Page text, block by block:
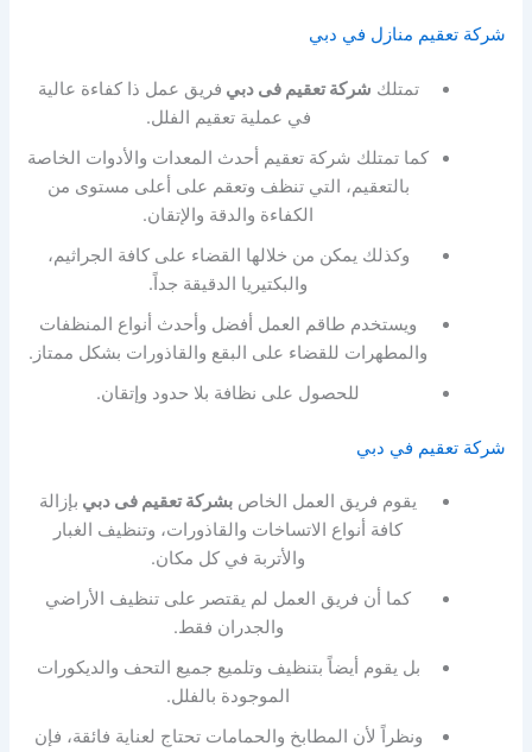
شركة تعقيم منازل في دبي
تمتلك شركة تعقيم فى دبي فريق عمل ذا كفاءة عالية
في عملية تعقيم الفلل.
كما تمتلك شركة تعقيم أحدث المعدات والأدوات الخاصة
بالتعقيم، التي تنظف وتعقم على أعلى مستوى من
الكفاءة والدقة والإتقان.
وكذلك يمكن من خلالها القضاء على كافة الجراثيم،
والبكتيريا الدقيقة جداً.
ويستخدم طاقم العمل أفضل وأحدث أنواع المنظفات
والمطهرات للقضاء على البقع والقاذورات بشكل ممتاز.
للحصول على نظافة بلا حدود وإتقان.
شركة تعقيم في دبي
يقوم فريق العمل الخاص بشركة تعقيم فى دبي بإزالة
كافة أنواع الاتساخات والقاذورات، وتنظيف الغبار
والأتربة في كل مكان.
كما أن فريق العمل لم يقتصر على تنظيف الأراضي
والجدران فقط.
بل يقوم أيضاً بتنظيف وتلميع جميع التحف والديكورات
الموجودة بالفلل.
ونظراً لأن المطابخ والحمامات تحتاج لعناية فائقة، فإن